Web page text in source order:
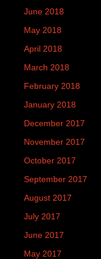
June 2018
May 2018
April 2018
March 2018
February 2018
January 2018
December 2017
November 2017
October 2017
September 2017
August 2017
July 2017
June 2017
May 2017